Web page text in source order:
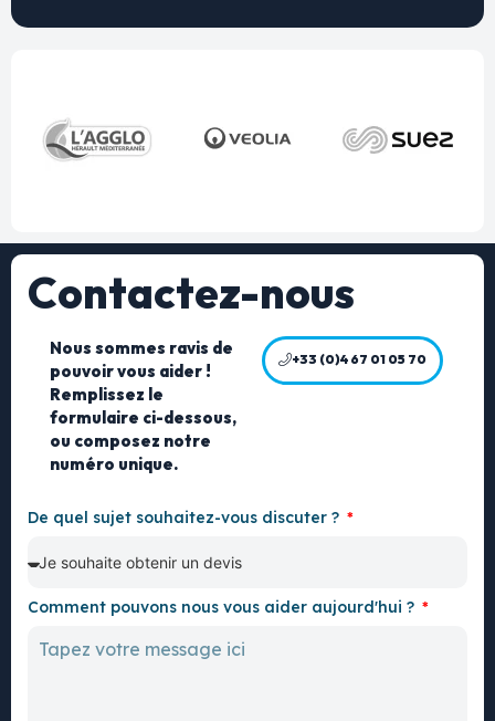
Contactez-nous
Nous sommes ravis de
pouvoir vous aider !
Remplissez le
formulaire ci-dessous,
ou composez notre
numéro unique.
+33 (0)4 67 01 05 70
De quel sujet souhaitez-vous discuter ?
Comment pouvons nous vous aider aujourd'hui ?